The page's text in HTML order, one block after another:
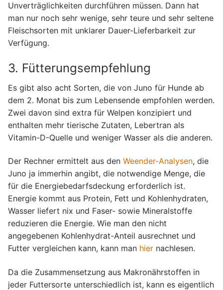
Unverträglichkeiten durchführen müssen. Dann hat
man nur noch sehr wenige, sehr teure und sehr seltene
Fleischsorten mit unklarer Dauer-Lieferbarkeit zur
Verfügung.
3. Fütterungsempfehlung
Es gibt also acht Sorten, die von Juno für Hunde ab
dem 2. Monat bis zum Lebensende empfohlen werden.
Zwei davon sind extra für Welpen konzipiert und
enthalten mehr tierische Zutaten, Lebertran als
Vitamin-D-Quelle und weniger Wasser als die anderen.
Der Rechner ermittelt aus den Weender-Analysen, die
Juno ja immerhin angibt, die notwendige Menge, die
für die Energiebedarfsdeckung erforderlich ist.
Energie kommt aus Protein, Fett und Kohlenhydraten,
Wasser liefert nix und Faser- sowie Mineralstoffe
reduzieren die Energie. Wie man den nicht
angegebenen Kohlenhydrat-Anteil ausrechnet und
Futter vergleichen kann, kann man hier nachlesen.
Da die Zusammensetzung aus Makronährstoffen in
jeder Futtersorte unterschiedlich ist, kann es eigentlich